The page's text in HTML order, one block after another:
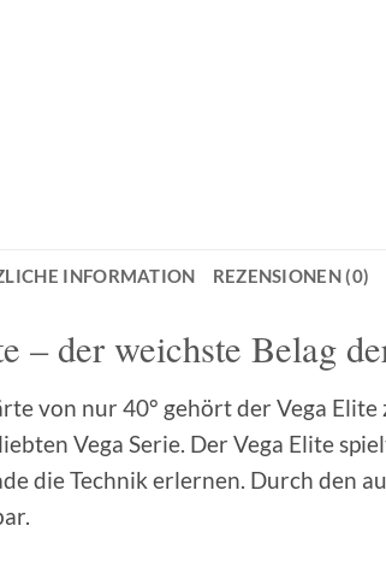
INFORMATION REZENSIONEN (0)
– der weichste Belag
von nur 40° gehört der Vega
Vega Serie. Der Vega Elite
die Technik erlernen. Durch den